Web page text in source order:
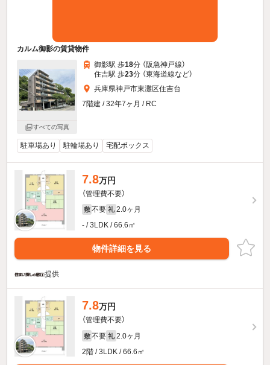
カルム御影の賃貸物件
すべての写真
御影駅 歩18分 （阪急神戸線）
住吉駅 歩23分 （東海道線など）
兵庫県神戸市東灘区住吉台
7階建 / 32年7ヶ月 / RC
駐車場あり 駐輪場あり 宅配ボックス
7.8万円
（管理費不要）
敷 不要 礼 2.0ヶ月
- / 3LDK / 66.6㎡
物件詳細を見る
提供
7.8万円
（管理費不要）
敷 不要 礼 2.0ヶ月
2階 / 3LDK / 66.6㎡